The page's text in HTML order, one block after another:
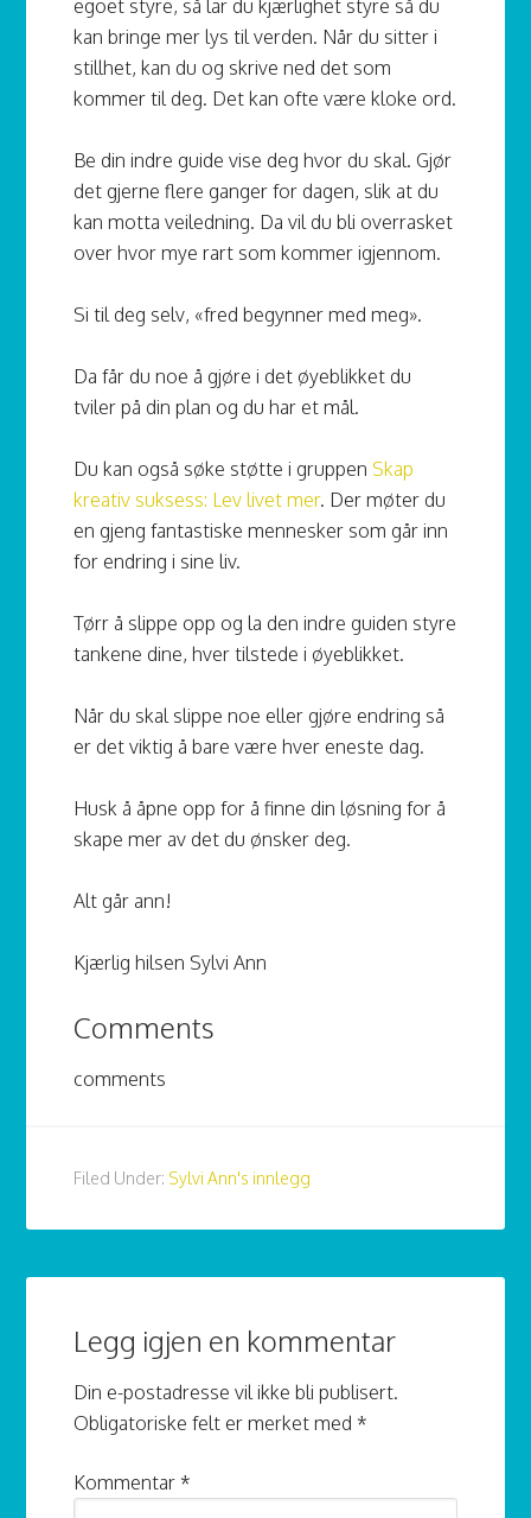
egoet styre, så lar du kjærlighet styre så du
kan bringe mer lys til verden. Når du sitter i
stillhet, kan du og skrive ned det som
kommer til deg. Det kan ofte være kloke ord.
Be din indre guide vise deg hvor du skal. Gjør
det gjerne flere ganger for dagen, slik at du
kan motta veiledning. Da vil du bli overrasket
over hvor mye rart som kommer igjennom.
Si til deg selv, «fred begynner med meg».
Da får du noe å gjøre i det øyeblikket du
tviler på din plan og du har et mål.
Du kan også søke støtte i gruppen Skap
kreativ suksess: Lev livet mer. Der møter du
en gjeng fantastiske mennesker som går inn
for endring i sine liv.
Tørr å slippe opp og la den indre guiden styre
tankene dine, hver tilstede i øyeblikket.
Når du skal slippe noe eller gjøre endring så
er det viktig å bare være hver eneste dag.
Husk å åpne opp for å finne din løsning for å
skape mer av det du ønsker deg.
Alt går ann!
Kjærlig hilsen Sylvi Ann
Comments
comments
Filed Under: Sylvi Ann's innlegg
Legg igjen en kommentar
Din e-postadresse vil ikke bli publisert.
Obligatoriske felt er merket med *
Kommentar *